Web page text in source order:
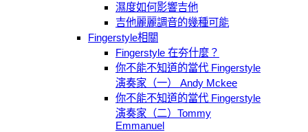
濕度如何影響吉他
吉他麗麗調音的幾種可能
Fingerstyle相關
Fingerstyle 在夯什麼？
你不能不知道的當代 Fingerstyle
演奏家（一） Andy Mckee
你不能不知道的當代 Fingerstyle
演奏家（二）Tommy
Emmanuel